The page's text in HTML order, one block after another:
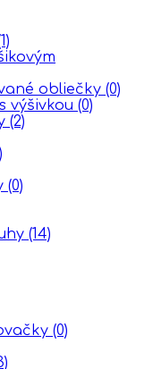
obliečky (0)
výšivkou (0)
(2)
(0)
(14)
(0)